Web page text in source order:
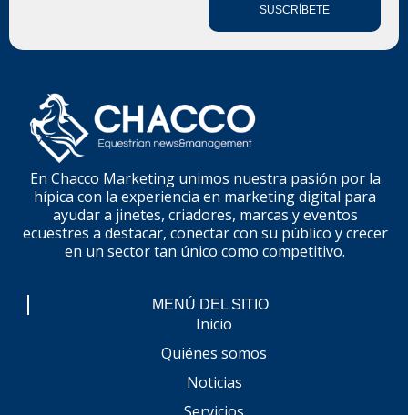
SUSCRÍBETE
En Chacco Marketing unimos nuestra pasión por la
hípica con la experiencia en marketing digital para
ayudar a jinetes, criadores, marcas y eventos
ecuestres a destacar, conectar con su público y crecer
en un sector tan único como competitivo.
MENÚ DEL SITIO
Inicio
Quiénes somos
Noticias